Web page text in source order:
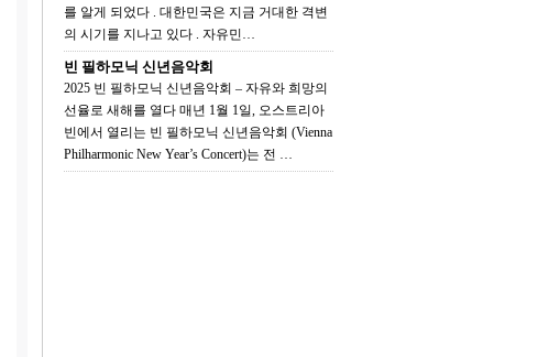
를 알게 되었다 . 대한민국은 지금 거대한 격변
의 시기를 지나고 있다 . 자유민…
빈 필하모닉 신년음악회
2025 빈 필하모닉 신년음악회 – 자유와 희망의
선율로 새해를 열다 매년 1월 1일, 오스트리아
빈에서 열리는 빈 필하모닉 신년음악회 (Vienna
Philharmonic New Year’s Concert)는 전 …